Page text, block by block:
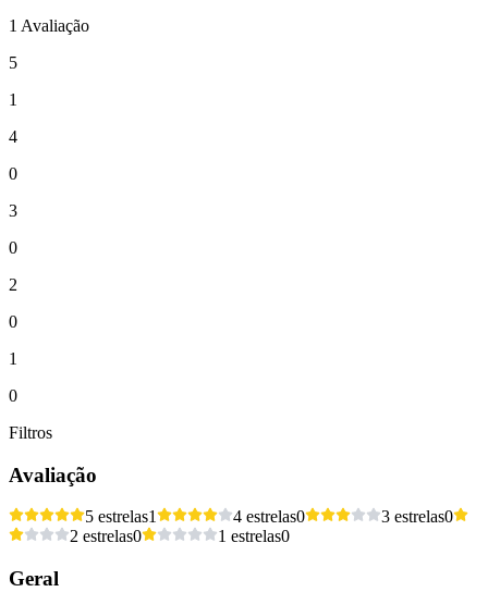
1 Avaliação
5
1
4
0
3
0
2
0
1
0
Filtros
Avaliação
5 estrelas1 4 estrelas0 3 estrelas0
2 estrelas0 1 estrelas0
Geral